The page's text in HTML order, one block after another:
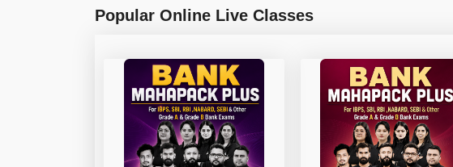
Popular Online Live Classes